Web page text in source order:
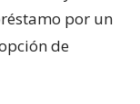
por un
de